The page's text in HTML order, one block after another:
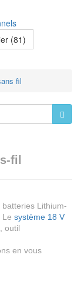
(81)
fil
fil
Lithium-
Le système 18 V
outil
en vous